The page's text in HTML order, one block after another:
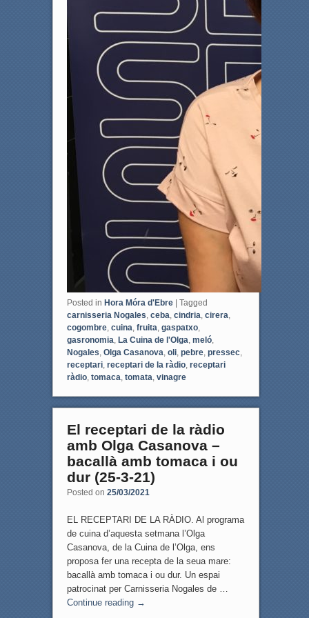
Posted in Hora Móra d'Ebre | Tagged
carnisseria Nogales ceba cindria cirera
cogombre, cuina fruita gaspatxo,
gasronomia La Cuina de l'Olga meló,
Nogales Olga Casanova oli, pebre, pressec,
receptari, receptari de la ràdio, receptari
ràdio, tomaca tomata vinagre
El receptari de la ràdio
amb Olga Casanova –
bacallà amb tomaca i ou
dur (25-3-21)
Posted on 25/03/2021
EL RECEPTARI DE LA RÀDIO. Al programa
de cuina d’aquesta setmana l’Olga
Casanova, de la Cuina de l’Olga, ens
proposa fer una recepta de la seua mare:
bacallà amb tomaca i ou dur. Un espai
patrocinat per Carnisseria Nogales de …
Continue reading →